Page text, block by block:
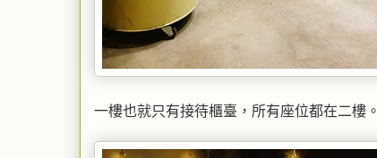
一樓也就只有接待櫃臺，所有座位都在二樓。